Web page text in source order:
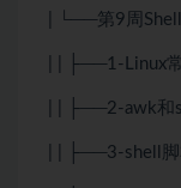
| └──第9周
| | ├──1-Linux
| | ├──2-awk和
| | ├──3-shell